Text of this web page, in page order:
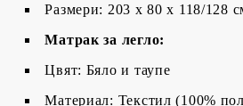
Размери: 203 x 80 x 118/
Матрак за легло:
Цвят: Бяло и таупе
Материал: Текстил (100%